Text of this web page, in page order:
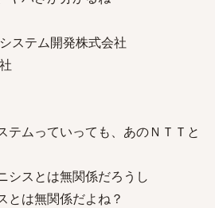
ステム開発株式会社
テムっていっても、あのＮＴＴと
シスとは無関係だろうし
とは無関係だよね？